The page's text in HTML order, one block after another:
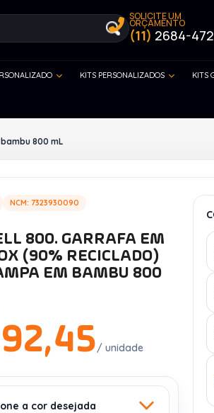
SOLICITE UM
ORÇAMENTO
(11) 2684-
KITS PERSONALIZADOS KITS
800 mL
NCM: 7323930090
800. GARRAFA EM
(90% RECICLADO)
EM BAMBU 800
/ unidade
a cor desejada